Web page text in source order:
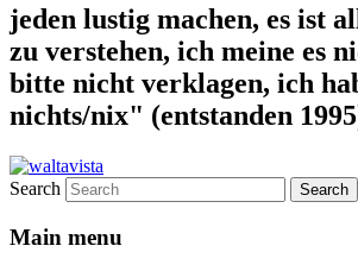
jeden lustig machen, es ist
zu verstehen, ich meine es
bitte nicht verklagen, ich
nichts/nix" (entstanden
Search
Main menu